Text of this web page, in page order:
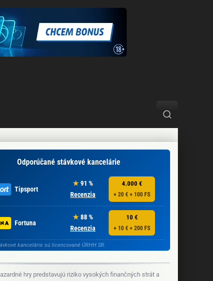
Odporúčané stávkové kancelárie
Tipsport
91 %
Recenzia
4.000 €
+ 20 € + 100 FS
Fortuna
88 %
Recenzia
10 €
+ 10 € + 200 FS
kancelárie sú licencované ÚRHH SR.
hry predstavujú riziko vysokých finančných strát a